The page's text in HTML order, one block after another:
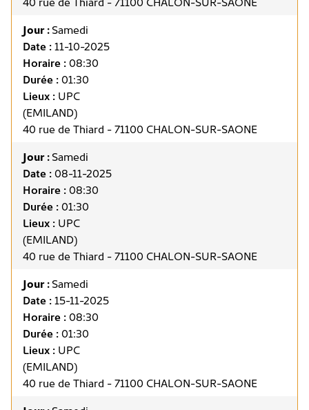
Jour :Samedi
Date :11-10-2025
Horaire :08:30
Durée :01:30
Lieux : UPC
(EMILAND)
40 rue de Thiard - 71100 CHALON-SUR-SAONE
Jour :Samedi
Date :08-11-2025
Horaire :08:30
Durée :01:30
Lieux : UPC
(EMILAND)
40 rue de Thiard - 71100 CHALON-SUR-SAONE
Jour :Samedi
Date :15-11-2025
Horaire :08:30
Durée :01:30
Lieux : UPC
(EMILAND)
40 rue de Thiard - 71100 CHALON-SUR-SAONE